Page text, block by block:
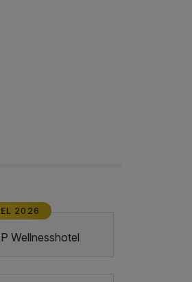
2026
Wellnesshotel